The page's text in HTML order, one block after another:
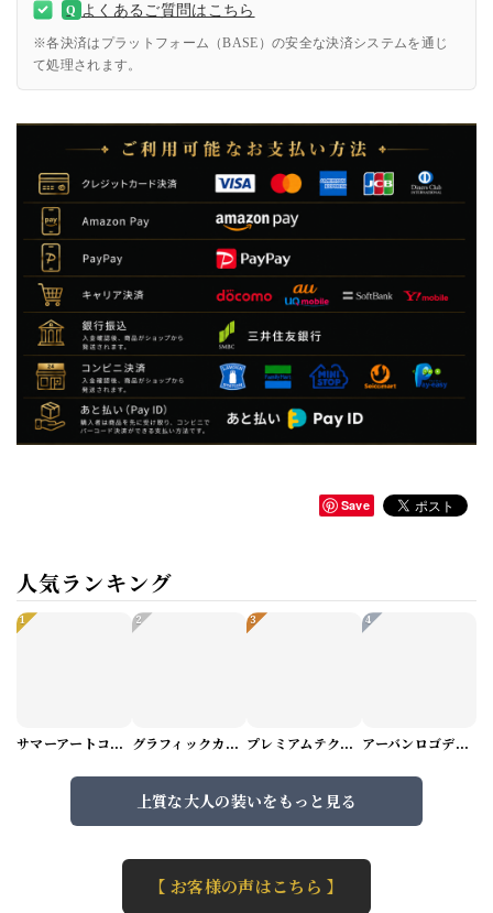
Q よくあるご質問はこちら
※各決済はプラットフォーム（BASE）の安全な決済システムを通じ
て処理されます。
Save
人気ランキング
1
サマーアートコーデセット（5パターン） M1048
2
グラフィックカーゴショートパンツ M1029
3
プレミアムテクスチャーニット（4color） M0971
4
アーバンロゴデザインTシャツ（3color） M0984
上質な大人の装いをもっと見る
【 お客様の声はこちら 】